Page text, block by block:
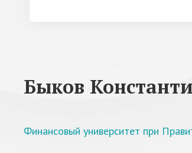
Быков
Финансовый университет при